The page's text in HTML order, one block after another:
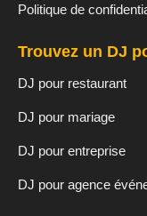
Politique de
Trouvez un DJ
DJ pour restaurant
DJ pour mariage
DJ pour entreprise
DJ pour agence